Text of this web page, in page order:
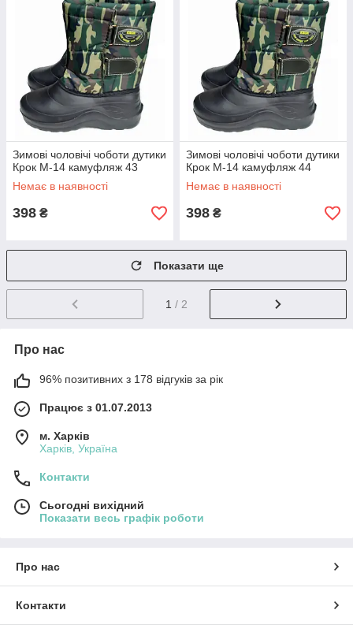
Зимові чоловічі чоботи дутики
Крок М-14 камуфляж 43
Немає в наявності
398 ₴
Зимові чоловічі чоботи дутики
Крок М-14 камуфляж 44
Немає в наявності
398 ₴
Показати ще
1 / 2
Про нас
96% позитивних з 178 відгуків за рік
Працює з 01.07.2013
м. Харків
Харків, Україна
Контакти
Сьогодні вихідний
Показати весь графік роботи
Про нас
Контакти